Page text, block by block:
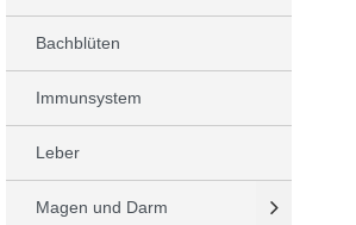
Bachblüten
Immunsystem
Leber
Magen und Darm